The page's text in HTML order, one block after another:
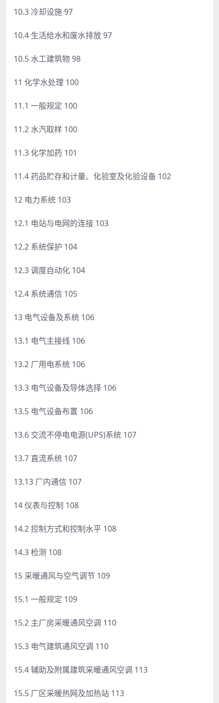
10.3 冷却设施 97
10.4 生活给水和废水排放 97
10.5 水工建筑物 98
11 化学水处理 100
11.1 一般规定 100
11.2 水汽取样 100
11.3 化学加药 101
11.4 药品贮存和计量、化验室及化验设备 102
12 电力系统 103
12.1 电站与电网的连接 103
12.2 系统保护 104
12.3 调度自动化 104
12.4 系统通信 105
13 电气设备及系统 106
13.1 电气主接线 106
13.2 厂用电系统 106
13.3 电气设备及导体选择 106
13.5 电气设备布置 106
13.6 交流不停电电源(UPS)系统 107
13.7 直流系统 107
13.13 厂内通信 107
14 仪表与控制 108
14.2 控制方式和控制水平 108
14.3 检测 108
15 采暖通风与空气调节 109
15.1 一般规定 109
15.2 主厂房采暖通风空调 110
15.3 电气建筑通风空调 110
15.4 辅助及附属建筑采暖通风空调 113
15.5 厂区采暖热网及加热站 113